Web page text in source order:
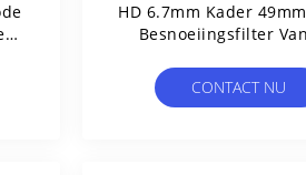
HD 6.7mm Kader
Besnoeiingsfilter
CONTACT NU